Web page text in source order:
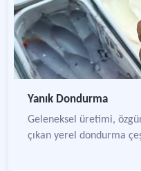
Yanık Dondurma
Geleneksel üretimi,
çıkan yerel dondurma